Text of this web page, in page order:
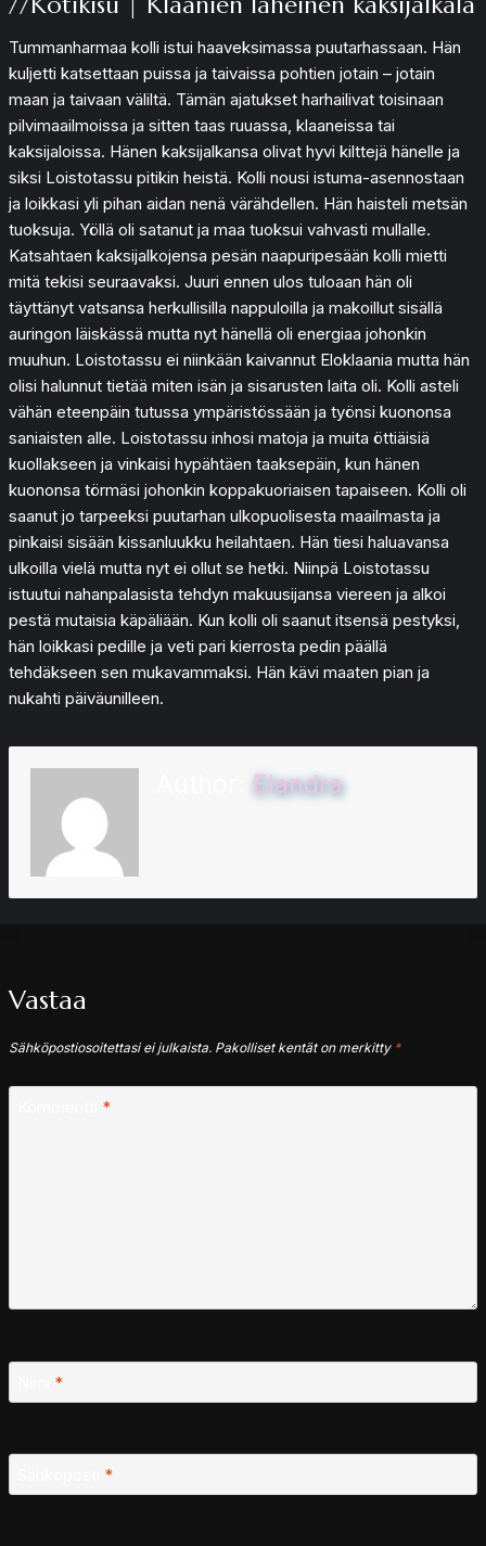
Tummanharmaa kolli istui haaveksimassa puutarhassaan. Hän
kuljetti katsettaan puissa ja taivaissa pohtien jotain – jotain
maan ja taivaan väliltä. Tämän ajatukset harhailivat toisinaan
pilvimaailmoissa ja sitten taas ruuassa, klaaneissa tai
kaksijaloissa. Hänen kaksijalkansa olivat hyvi kilttejä hänelle ja
siksi Loistotassu pitikin heistä. Kolli nousi istuma-asennostaan
ja loikkasi yli pihan aidan nenä värähdellen. Hän haisteli metsän
tuoksuja. Yöllä oli satanut ja maa tuoksui vahvasti mullalle.
Katsahtaen kaksijalkojensa pesän naapuripesään kolli mietti
mitä tekisi seuraavaksi. Juuri ennen ulos tuloaan hän oli
täyttänyt vatsansa herkullisilla nappuloilla ja makoillut sisällä
auringon läiskässä mutta nyt hänellä oli energiaa johonkin
muuhun. Loistotassu ei niinkään kaivannut Eloklaania mutta hän
olisi halunnut tietää miten isän ja sisarusten laita oli. Kolli asteli
vähän eteenpäin tutussa ympäristössään ja työnsi kuononsa
saniaisten alle. Loistotassu inhosi matoja ja muita öttiäisiä
kuollakseen ja vinkaisi hypähtäen taaksepäin, kun hänen
kuononsa törmäsi johonkin koppakuoriaisen tapaiseen. Kolli oli
saanut jo tarpeeksi puutarhan ulkopuolisesta maailmasta ja
pinkaisi sisään kissanluukku heilahtaen. Hän tiesi haluavansa
ulkoilla vielä mutta nyt ei ollut se hetki. Niinpä Loistotassu
istuutui nahanpalasista tehdyn makuusijansa viereen ja alkoi
pestä mutaisia käpäliään. Kun kolli oli saanut itsensä pestyksi,
hän loikkasi pedille ja veti pari kierrosta pedin päällä
tehdäkseen sen mukavammaksi. Hän kävi maaten pian ja
nukahti päiväunilleen.
Elandra
Vastaa
Sähköpostiosoitettasi ei julkaista. Pakolliset kentät on merkitty *
*
*
*